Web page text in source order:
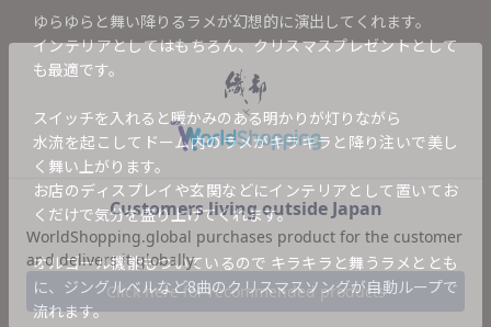
ゆらゆらと舞い降りるラメが幻想的に演出してくれます。
インテリアとしてはもちろん、クリスマスプレゼントとして
も最適です。
スイッチを入れると暖かみのある明かりが灯りながら
水流を起こしてドーム内のラメがキラキラと降り注いで美し
く舞い上がります。
お店のディスプレイや玄関などにインテリアとして置いてお
くだけで気分を盛り上げてくれます。
オルゴール機能もついているので キラキラと舞うラメととも
に、ジングルベルなど8曲のクリスマスソングが自動ループで
流れます。